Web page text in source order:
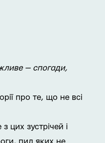
— спогади,
про те, що не всі
цих зустрічей і
пил яких не